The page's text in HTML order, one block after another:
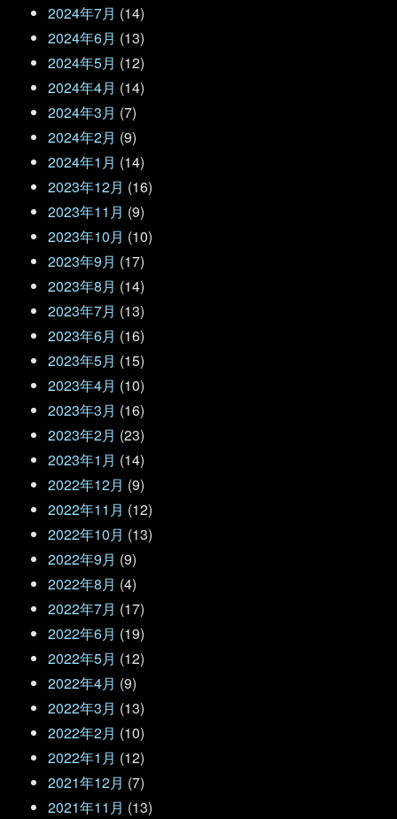
2024年7月 (14)
2024年6月 (13)
2024年5月 (12)
2024年4月 (14)
2024年3月 (7)
2024年2月 (9)
2024年1月 (14)
2023年12月 (16)
2023年11月 (9)
2023年10月 (10)
2023年9月 (17)
2023年8月 (14)
2023年7月 (13)
2023年6月 (16)
2023年5月 (15)
2023年4月 (10)
2023年3月 (16)
2023年2月 (23)
2023年1月 (14)
2022年12月 (9)
2022年11月 (12)
2022年10月 (13)
2022年9月 (9)
2022年8月 (4)
2022年7月 (17)
2022年6月 (19)
2022年5月 (12)
2022年4月 (9)
2022年3月 (13)
2022年2月 (10)
2022年1月 (12)
2021年12月 (7)
2021年11月 (13)